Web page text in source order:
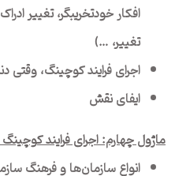
افکار خودتخریبگر، تغییر
تغییر، …)
اجرای فرایند کوچینگ، وقتی
ایفای نقش
ماژول چهارم: اجرای فرایند کوچینگ
انواع سازمان‌ها و فرهنگ